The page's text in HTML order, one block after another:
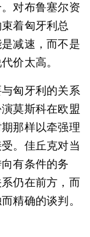
对布鲁塞尔资
着匈牙利总
减速，而不是
价太高。
匈牙利的关系
莫斯科在欧盟
那样以牵强理
。佳丘克对当
有条件的务
仍在前方，而
精确的谈判。